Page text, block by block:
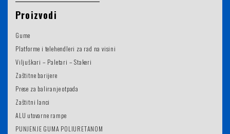
Proizvodi
Gume
Platforme i telehendleri za rad na visini
Viljuškari – Paletari – Stakeri
Zaštitne barijere
Prese za baliranje otpada
Zaštitni lanci
ALU utovarne rampe
PUNJENJE GUMA POLIURETANOM